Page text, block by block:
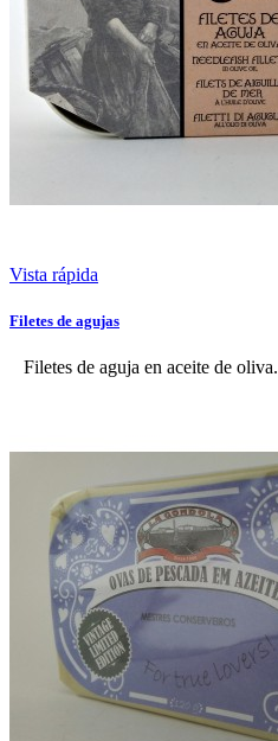
Vista rápida
Filetes de agujas
Filetes de aguja en aceite de oliva.